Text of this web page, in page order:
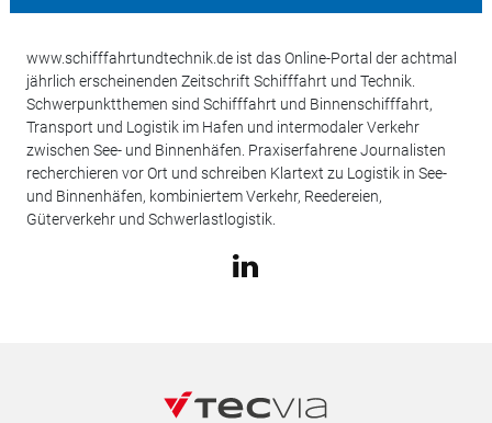
www.schifffahrtundtechnik.de ist das Online-Portal der achtmal
jährlich erscheinenden Zeitschrift Schifffahrt und Technik.
Schwerpunktthemen sind Schifffahrt und Binnenschifffahrt,
Transport und Logistik im Hafen und intermodaler Verkehr
zwischen See- und Binnenhäfen. Praxiserfahrene Journalisten
recherchieren vor Ort und schreiben Klartext zu Logistik in See-
und Binnenhäfen, kombiniertem Verkehr, Reedereien,
Güterverkehr und Schwerlastlogistik.